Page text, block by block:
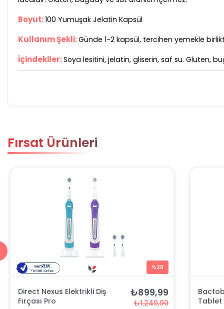
Boyut:100 Yumuşak Jelatin Kapsül
Kullanım Şekli:Günde 1-2 kapsül, tercihen yemekle
İçindekiler:Soya lesitini, jelatin, gliserin, saf su. Gluten,
Fırsat Ürünleri
%28
Direct Nexus Elektrikli Diş
Fırçası Pro
₺899,99
₺1.249,90
Tablet